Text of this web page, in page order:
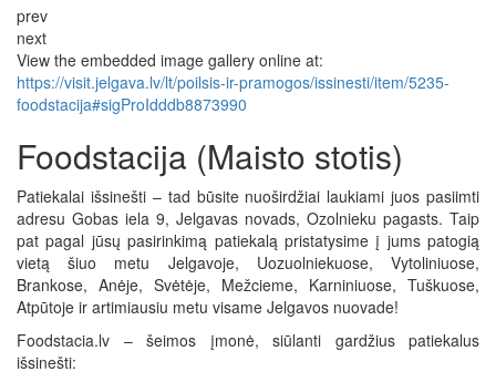
prev
next
View the embedded image gallery online at:
https://visit.jelgava.lv/lt/poilsis-ir-pramogos/issinesti/item/5235-
foodstacija#sigProIdddb8873990
Foodstacija (Maisto stotis)
Patiekalai išsinešti – tad būsite nuoširdžiai laukiami juos pasiimti
adresu Gobas iela 9, Jelgavas novads, Ozolnieku pagasts. Taip
pat pagal jūsų pasirinkimą patiekalą pristatysime į jums patogią
vietą šiuo metu Jelgavoje, Uozuolniekuose, Vytoliniuose,
Brankose, Anėje, Svėtėje, Mežcieme, Karniniuose, Tuškuose,
Atpūtoje ir artimiausiu metu visame Jelgavos nuovade!
Foodstacia.lv – šeimos įmonė, siūlanti gardžius patiekalus
išsinešti: